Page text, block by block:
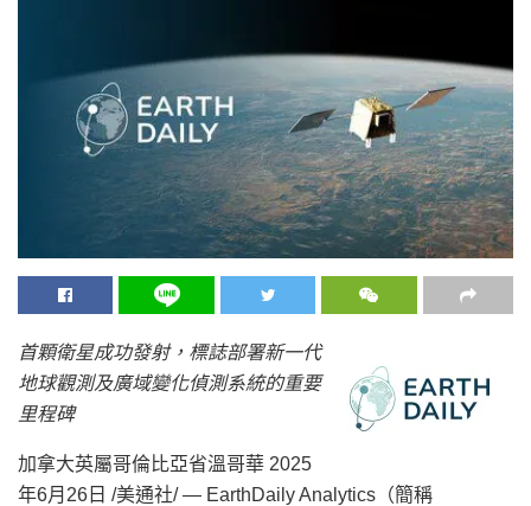
首顆衛星成功發射，標誌部署新一代
地球觀測及廣域變化偵測系統的重要
里程碑
加拿大英屬哥倫比亞省溫哥華 2025
年6月26日 /美通社/ — EarthDaily Analytics（簡稱